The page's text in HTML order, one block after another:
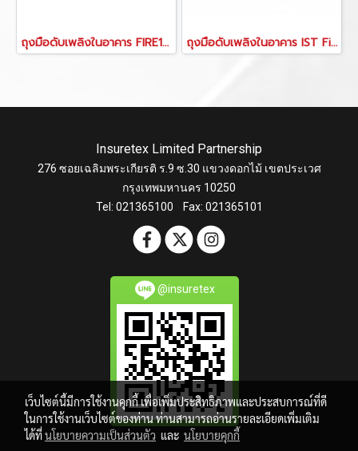
ถุงมือดับเพลิงในอาคาร FIRE199 ถุงมือดับเพลิงในอาคาร IST Fire Fighter
Insuretex Limited Partnership
276 ซอยเฉลิมพระเกียรติ ร.9 ซ.30 แขวงดอกไม้ เขตประเวศ
กรุงเทพมหานคร 10250
Tel: 021365100 Fax: 021365101
@insuretex
เว็บไซต์นี้มีการใช้งานคุกกี้ เพื่อเพิ่มประสิทธิภาพและประสบการณ์ที่ดี
ในการใช้งานเว็บไซต์ของท่าน ท่านสามารถอ่านรายละเอียดเพิ่มเติม
ได้ที่นโยบายความเป็นส่วนตัว และ นโยบายคุกกี้